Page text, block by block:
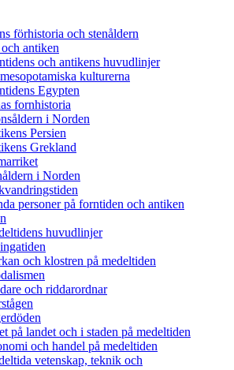
förhistoria och stenåldern
antiken
och antikens huvudlinjer
kulturerna
Egypten
fornhistoria
i Norden
Persien
Grekland
i Norden
personer på forntiden och antiken
huvudlinjer
och klostren på medeltiden
och riddarordnar
på landet och i staden på medeltiden
och handel på medeltiden
vetenskap, teknik och